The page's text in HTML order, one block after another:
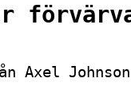
Axel